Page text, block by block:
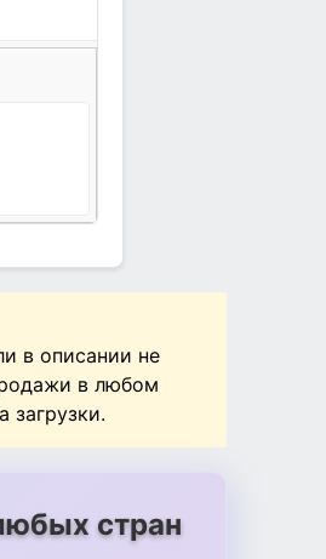
в описании не
в любом
загрузки.
стран